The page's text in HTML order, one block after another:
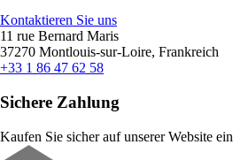
Kontaktieren Sie uns
11 rue Bernard Maris
37270 Montlouis-sur-Loire, Frankreich
+33 1 86 47 62 58
Sichere Zahlung
Kaufen Sie sicher auf unserer Website ein